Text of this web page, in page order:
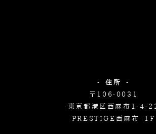
- 住所 -
〒106-0031
東京都港区西麻布1-4-
PRESTIGE西麻布 1F